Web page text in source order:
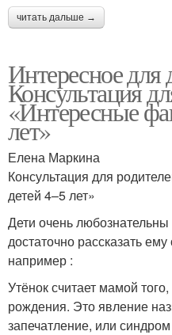
читать дальше →
Интересное для
Консультация
«Интересные
лет»
Елена Маркина
Консультация для
детей 4–5 лет»
Дети очень
достаточно рассказать
например :
Утёнок считает мамой
рождения. Это явление
запечатление, или синдром